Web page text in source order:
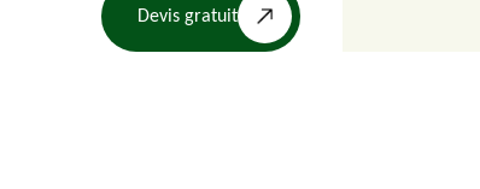
Devis gratuit